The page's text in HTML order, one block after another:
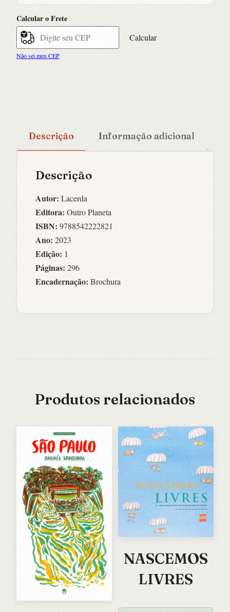
Segredo
das
Flores
Vol.
Calcular o Frete
Calcular
Não sei meu CEP
Descrição Informação adicional
Descrição
Autor: Lacerda
Editora: Outro Planeta
ISBN: 9788542222821
Ano: 2023
Edição: 1
Páginas: 296
Encadernação: Brochura
Produtos relacionados
NASCEMOS
LIVRES